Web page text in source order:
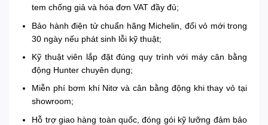
tem chống giả và hóa đơn VAT đầy đủ;
Bảo hành điện tử chuẩn hãng Michelin, đổi vỏ mới trong
30 ngày nếu phát sinh lỗi kỹ thuật;
Kỹ thuật viên lắp đặt đúng quy trình với máy cân bằng
động Hunter chuyên dụng;
Miễn phí bơm khí Nitơ và cân bằng động khi thay vỏ tại
showroom;
Hỗ trợ giao hàng toàn quốc, đóng gói kỹ lưỡng đảm bảo